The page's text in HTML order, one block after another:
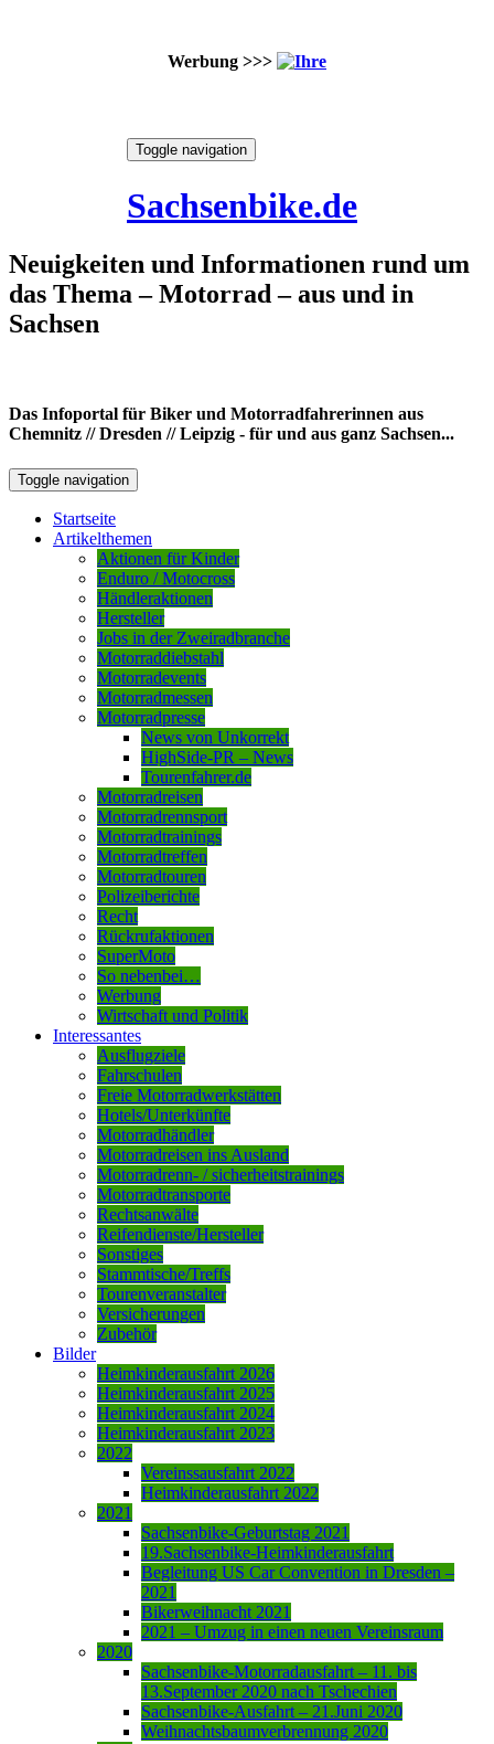
Werbung >>>
Toggle navigation
Sachsenbike.de
Neuigkeiten und Informationen rund um
das Thema – Motorrad – aus und in
Sachsen
Das Infoportal für Biker und Motorradfahrerinnen aus
Chemnitz // Dresden // Leipzig - für und aus ganz Sachsen...
Toggle navigation
Startseite
Artikelthemen
Aktionen für Kinder
Enduro / Motocross
Händleraktionen
Hersteller
Jobs in der Zweiradbranche
Motorraddiebstahl
Motorradevents
Motorradmessen
Motorradpresse
News von Unkorrekt
HighSide-PR – News
Tourenfahrer.de
Motorradreisen
Motorradrennsport
Motorradtrainings
Motorradtreffen
Motorradtouren
Polizeiberichte
Recht
Rückrufaktionen
SuperMoto
So nebenbei…
Werbung
Wirtschaft und Politik
Interessantes
Ausflugziele
Fahrschulen
Freie Motorradwerkstätten
Hotels/Unterkünfte
Motorradhändler
Motorradreisen ins Ausland
Motorradrenn- / sicherheitstrainings
Motorradtransporte
Rechtsanwälte
Reifendienste/Hersteller
Sonstiges
Stammtische/Treffs
Tourenveranstalter
Versicherungen
Zubehör
Bilder
Heimkinderausfahrt 2026
Heimkinderausfahrt 2025
Heimkinderausfahrt 2024
Heimkinderausfahrt 2023
2022
Vereinssausfahrt 2022
Heimkinderausfahrt 2022
2021
Sachsenbike-Geburtstag 2021
19.Sachsenbike-Heimkinderausfahrt
Begleitung US Car Convention in Dresden –
2021
Bikerweihnacht 2021
2021 – Umzug in einen neuen Vereinsraum
2020
Sachsenbike-Motorradausfahrt – 11. bis
13.September 2020 nach Tschechien
Sachsenbike-Ausfahrt – 21.Juni 2020
Weihnachtsbaumverbrennung 2020